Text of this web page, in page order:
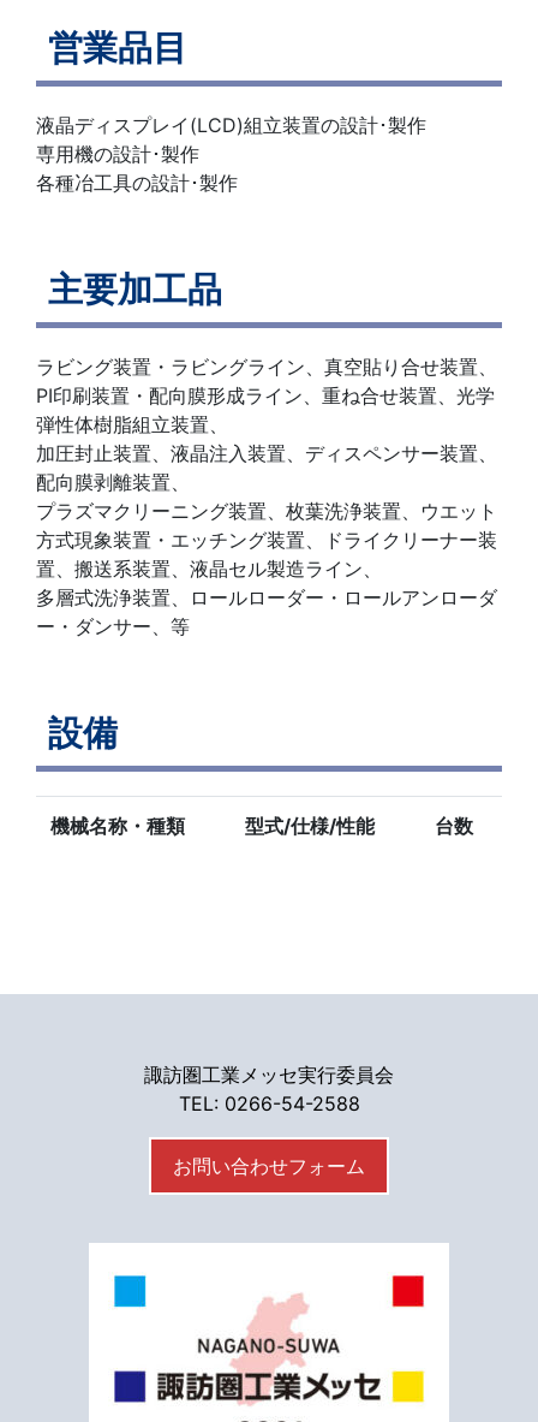
営業品目
液晶ディスプレイ(LCD)組立装置の設計･製作
専用機の設計･製作
各種冶工具の設計･製作
主要加工品
ラビング装置・ラビングライン、真空貼り合せ装置、
PI印刷装置・配向膜形成ライン、重ね合せ装置、光学
弾性体樹脂組立装置、
加圧封止装置、液晶注入装置、ディスペンサー装置、
配向膜剥離装置、
プラズマクリーニング装置、枚葉洗浄装置、ウエット
方式現象装置・エッチング装置、ドライクリーナー装
置、搬送系装置、液晶セル製造ライン、
多層式洗浄装置、ロールローダー・ロールアンローダ
ー・ダンサー、等
設備
機械名称・種類 型式/仕様/性能 台数
諏訪圏工業メッセ実行委員会
TEL: 0266-54-2588
お問い合わせフォーム